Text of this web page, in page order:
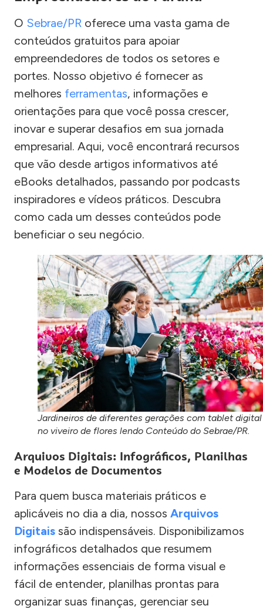
O Sebrae/PR oferece uma vasta gama de
conteúdos gratuitos para apoiar
empreendedores de todos os setores e
portes. Nosso objetivo é fornecer as
melhores ferramentas, informações e
orientações para que você possa crescer,
inovar e superar desafios em sua jornada
empresarial. Aqui, você encontrará recursos
que vão desde artigos informativos até
eBooks detalhados, passando por podcasts
inspiradores e vídeos práticos. Descubra
como cada um desses conteúdos pode
beneficiar o seu negócio.
Jardineiros de diferentes gerações com tablet digital
no viveiro de flores lendo Conteúdo do Sebrae/PR.
Arquivos Digitais: Infográficos, Planilhas
e Modelos de Documentos
Para quem busca materiais práticos e
aplicáveis no dia a dia, nossos Arquivos
Digitais são indispensáveis. Disponibilizamos
infográficos detalhados que resumem
informações essenciais de forma visual e
fácil de entender, planilhas prontas para
organizar suas finanças, gerenciar seu